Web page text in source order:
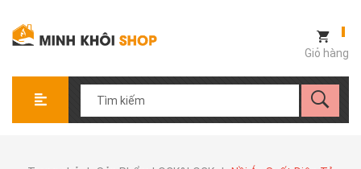
Giỏ hàng